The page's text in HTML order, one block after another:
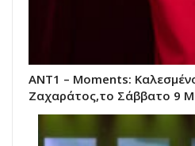
ANT1 – Moments:
Ζαχαράτος,το Σάββατο 9